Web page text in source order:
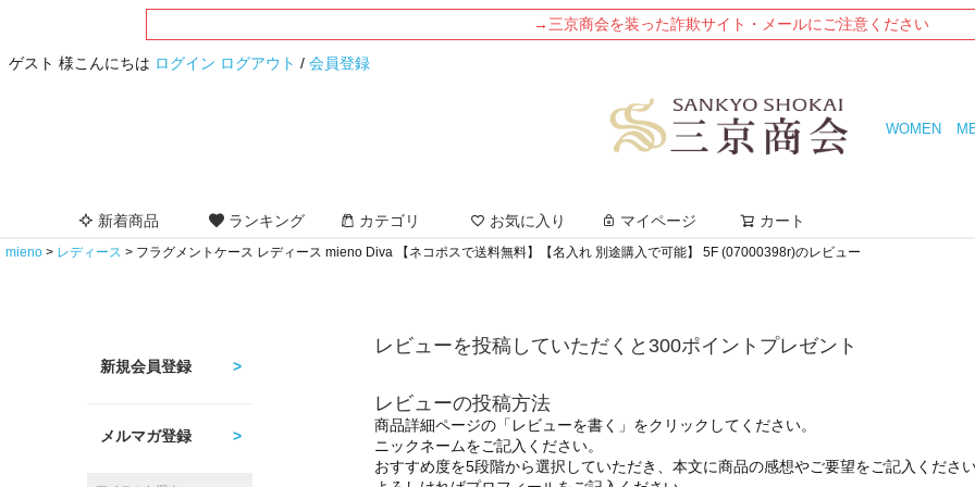
→三京商会を装った詐欺サイト・メールにご注意ください
ゲスト 様こんにちは ログイン ログアウト / 会員登録
WOMEN
新着商品 ランキング カテゴリ お気に入り マイページ カート
mieno レディース フラグメントケース レディース mieno Diva 【ネコポスで送料無料】【名入れ 別途購入で可能】 5F (07000398r)のレビュー
新規会員登録
メルマガ登録
レビューを投稿していただくと300ポイントプレゼント
レビューの投稿方法
商品詳細ページの「レビューを書く」をクリックしてください。
ニックネームをご記入ください。
おすすめ度を5段階から選択していただき、本文に商品の感想やご要望をご記入ください